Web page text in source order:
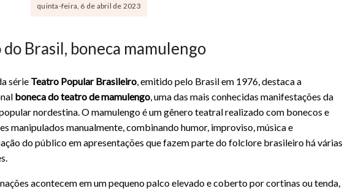
quinta-feira, 6 de abril de 2023
do Brasil, boneca mamulengo
no selo postal do Brasil
série Teatro Popular Brasileiro , emitido pelo Brasil em 1976, destaca a
boneca do teatro de mamulengo , uma das mais conhecidas manifestações da
nordestina. O mamulengo é um gênero teatral realizado com bonecos e
manipulados manualmente, combinando humor, improviso, música e
do público em apresentações que fazem parte do folclore brasileiro há várias
acontecem em um pequeno palco elevado e coberto por cortinas ou tenda,